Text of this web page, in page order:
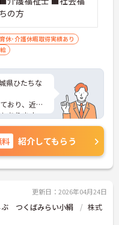
の方
休･介護休暇取得実績あり
県ひたちな
おり、近隣
あります。
働かれてい
紹介してもらう
更新日：2026年04月24日
ぶ つくばみらい小絹
株式